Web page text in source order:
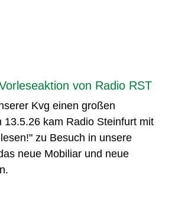
von Radio RST
Kvg einen großen
13.5.26 kam Radio Steinfurt mit
zu Besuch in unsere
neue Mobiliar und neue